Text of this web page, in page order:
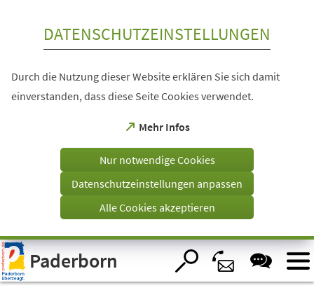
Visuelle
Assistenzsoftware
öffnen.
DATENSCHUTZEINSTELLUNGEN
Durch die Nutzung dieser Website erklären Sie sich damit
einverstanden, dass diese Seite Cookies verwendet.
Mehr Infos
(Öffnet
einem
Tab)
Nur notwendige Cookies
Datenschutzeinstellungen anpassen
Alle Cookies akzeptieren
Paderborn